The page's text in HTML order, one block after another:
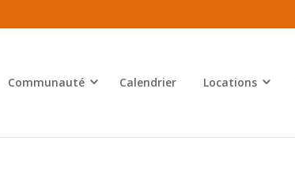
Communauté Calendrier Locations